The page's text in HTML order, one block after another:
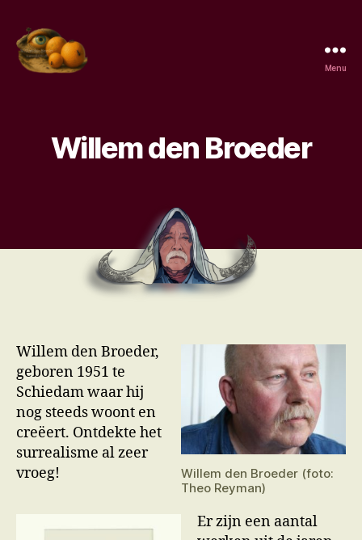
surrealisten,
Menu
Willem den Broeder
Willem den Broeder (foto:
Theo Reyman)
Willem den Broeder,
geboren 1951 te
Schiedam waar hij
nog steeds woont en
creëert. Ontdekte het
surrealisme al zeer
vroeg!
Er zijn een aantal